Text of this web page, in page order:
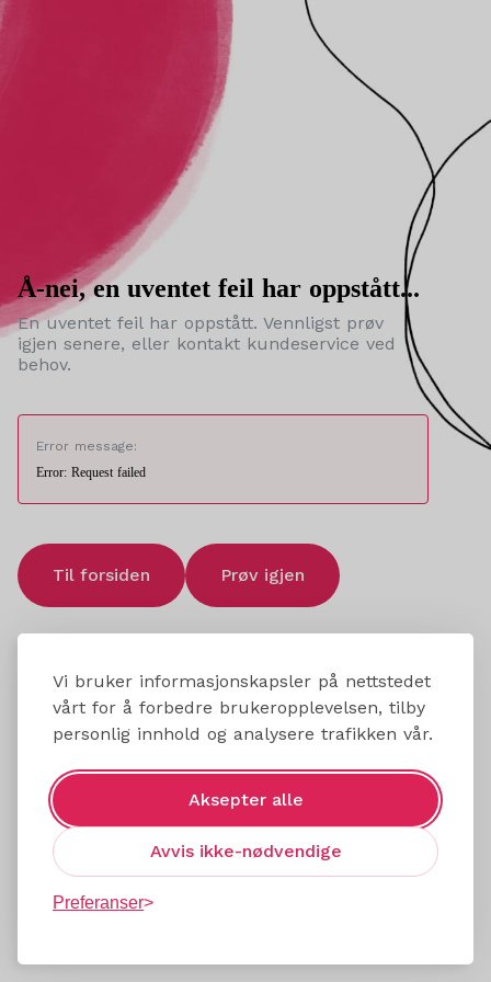
Vi bruker informasjonskapsler på nettstedet
vårt for å forbedre brukeropplevelsen, tilby
personlig innhold og analysere trafikken vår.
Aksepter alle
Avvis ikke-nødvendige
Preferanser
Å-nei, en uventet feil har oppstått...
En uventet feil har oppstått. Vennligst prøv
igjen senere, eller kontakt kundeservice ved
behov.
Error message:
Error: Request failed
Til forsiden Prøv igjen